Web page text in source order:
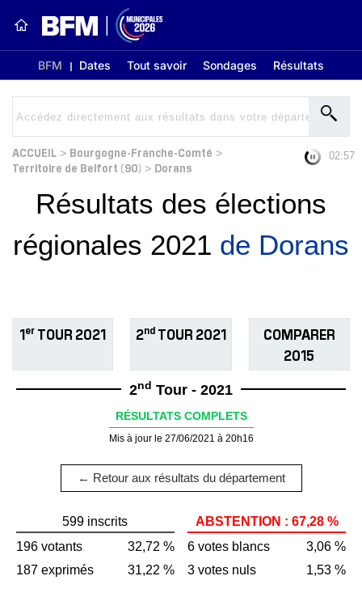
BFM Dates Tout savoir Sondages Résultats
ACCUEIL > Bourgogne-Franche-Comté >
Territoire de Belfort (90) > Dorans
02:56
Résultats des élections
régionales 2021 de Dorans
1er TOUR 2021 2ndTOUR 2021
COMPARER
2015
2nd Tour - 2021
RÉSULTATS COMPLETS
Mis à jour le 27/06/2021 à 20h16
← Retour aux résultats du département
599 inscrits
196 votants
32,72 %
187 exprimés
31,22 %
ABSTENTION : 67,28 %
6 votes blancs
3,06 %
3 votes nuls
1,53 %